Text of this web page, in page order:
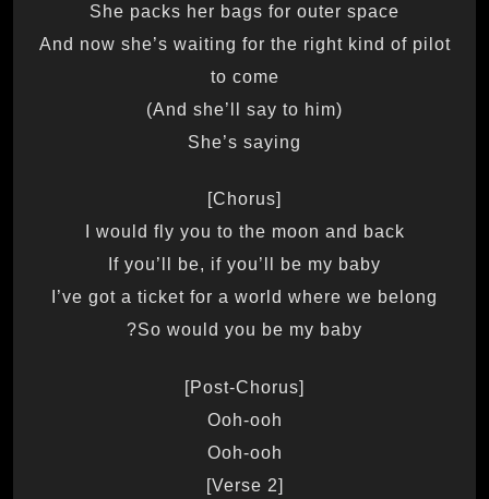
She packs her bags for outer space
And now she’s waiting for the right kind of pilot
to come
(And she’ll say to him)
She’s saying
[Chorus]
I would fly you to the moon and back
If you’ll be, if you’ll be my baby
I’ve got a ticket for a world where we belong
So would you be my baby?
[Post-Chorus]
Ooh-ooh
Ooh-ooh
[Verse 2]